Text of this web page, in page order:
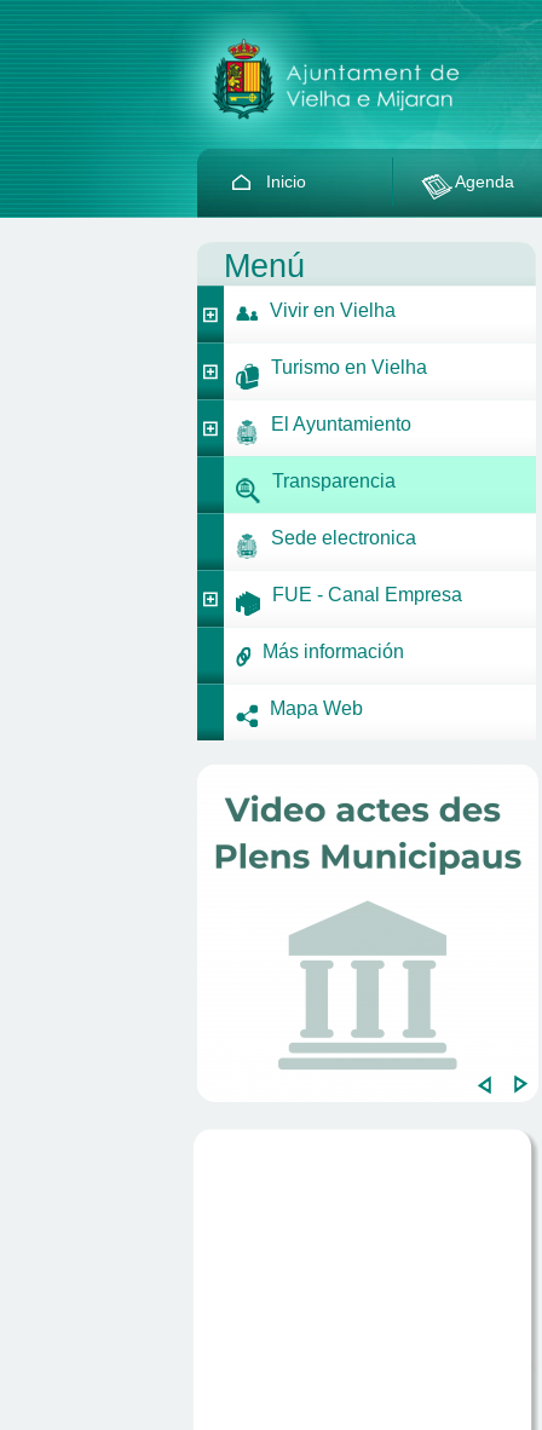
Inicio Agenda
Menú
Vivir en Vielha
Turismo en Vielha
El Ayuntamiento
Transparencia
Sede electronica
FUE - Canal Empresa
Más información
Mapa Web